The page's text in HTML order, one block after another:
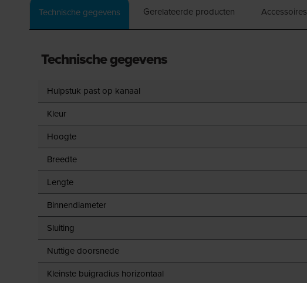
Technische gegevens Gerelateerde producten Accessoires
Technische gegevens
Hulpstuk past op kanaal
Kleur
Hoogte
Breedte
Lengte
Binnendiameter
Sluiting
Nuttige doorsnede
Kleinste buigradius horizontaal